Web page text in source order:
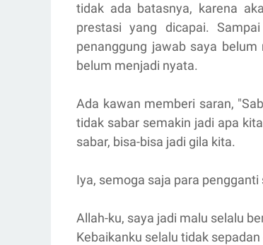
tidak ada batasnya, karena
prestasi yang dicapai.
penanggung jawab saya
belum menjadi nyata.
Ada kawan memberi saran,
tidak sabar semakin jadi apa
sabar, bisa-bisa jadi gila kita.
Iya, semoga saja para
Allah-ku, saya jadi malu selalu
Kebaikanku selalu tidak